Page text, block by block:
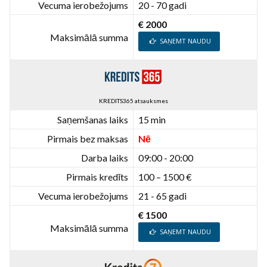
Vecuma ierobežojums 20 - 70 gadi
Maksimālā summa
€ 2000
SAŅEMT NAUDU
KREDITS365 atsauksmes
Saņemšanas laiks
15 min
Pirmais bez maksas
Nē
Darba laiks
09:00 - 20:00
Pirmais kredīts
100 – 1500 €
Vecuma ierobežojums
21 - 65 gadi
Maksimālā summa
€ 1500
SAŅEMT NAUDU